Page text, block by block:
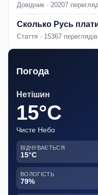
Довідник · 20207
Сколько Русь
Стаття · 15367
Погода
Нетішин
15°C
Чисте Небо
ВІДЧУВАЄТЬСЯ
15°C
ВОЛОГІСТЬ
79%